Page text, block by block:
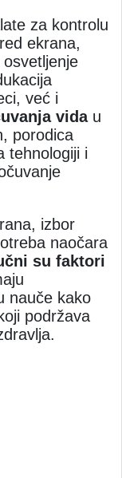
za kontrolu
ekrana,
već i
vidau
porodica
tehnologiji i
izbor
naočara
su faktori
nauče kako
podržava